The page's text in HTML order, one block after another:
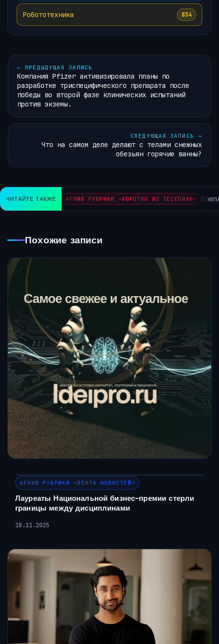
Робототехника 834
← ПРЕДЫДУЩАЯ ЗАПИСЬ
Компания Pfizer активизировала планы по
разработке триспецифического препарата после
победы во второй фазе клинических испытаний
против экземы.
СЛЕДУЮЩАЯ ЗАПИСЬ →
Что на самом деле делают с телами снежных
обезьян горячие ванны?
ЧИТАЙТЕ ТАКЖЕАРХИВ РУБРИКИ ~КОРОТКО ИЗ TELEGRAM~ OpenAI
Похожие записи
АРХИВ РУБРИКИ ~ЛЕНТА НОВОСТЕЙ~
Лауреаты Национальной бизнес-премии стерли
границы между дисциплинами
18.11.2025